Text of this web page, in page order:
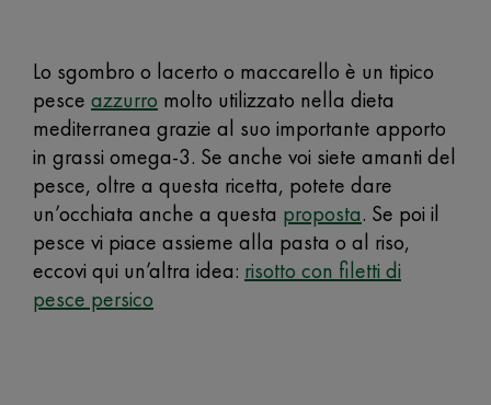
Lo sgombro o lacerto o maccarello è un tipico
pesce azzurro molto utilizzato nella dieta
mediterranea grazie al suo importante apporto
in grassi omega-3. Se anche voi siete amanti del
pesce, oltre a questa ricetta, potete dare
un’occhiata anche a questa proposta. Se poi il
pesce vi piace assieme alla pasta o al riso,
eccovi qui un’altra idea: risotto con filetti di
pesce persico